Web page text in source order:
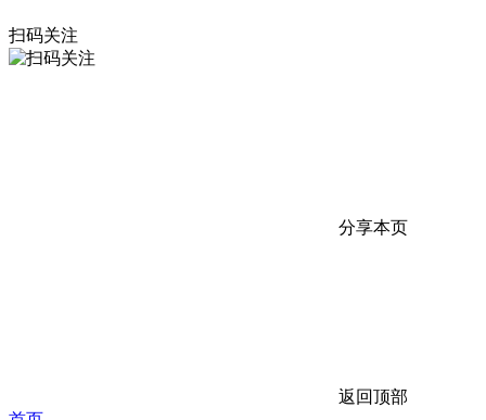
扫码关注
分享本页
返回顶部